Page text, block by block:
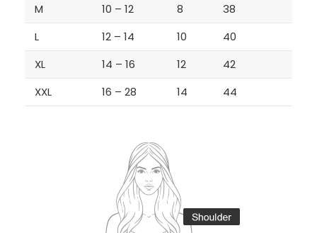
M
10 – 12 8
38
L
12 – 14 10
40
XL
14 – 16 12
42
XXL
16 – 28 14 44